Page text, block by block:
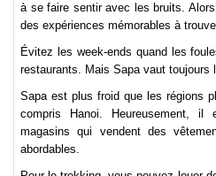
à se faire sentir avec les bruits.
des expériences mémorables à
Évitez les week-ends quand les
restaurants. Mais Sapa vaut toujours
Sapa est plus froid que les régions
compris Hanoi. Heureusement,
magasins qui vendent des
abordables.